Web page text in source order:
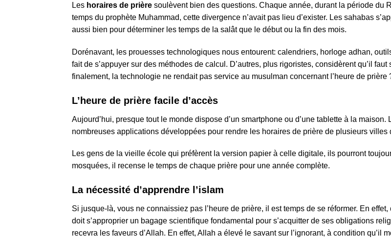
Les horaires de prière soulèvent bien des questions. Chaque année, durant la période du
temps du prophète Muhammad, cette divergence n’avait pas lieu d’exister. Les sahabas
aussi bien pour déterminer les temps de la salât que le début ou la fin des mois.
Dorénavant, les prouesses technologiques nous entourent: calendriers, horloge adhan,
fait de s’appuyer sur des méthodes de calcul. D’autres, plus rigoristes, considèrent qu’il
finalement, la technologie ne rendait pas service au musulman concernant l’heure de prière
L’heure de prière facile d’accès
Aujourd’hui, presque tout le monde dispose d’un smartphone ou d’une tablette à la
nombreuses applications développées pour rendre les horaires de prière de plusieurs
Les gens de la vieille école qui préfèrent la version papier à celle digitale, ils pourront
mosquées, il recense le temps de chaque prière pour une année complète.
La nécessité d’apprendre l’islam
Si jusque-là, vous ne connaissiez pas l’heure de prière, il est temps de se réformer. En
doit s’approprier un bagage scientifique fondamental pour s’acquitter de ses obligations
recevra les faveurs d’Allah. En effet, Allah a élevé le savant sur l’ignorant, à condition qu’il